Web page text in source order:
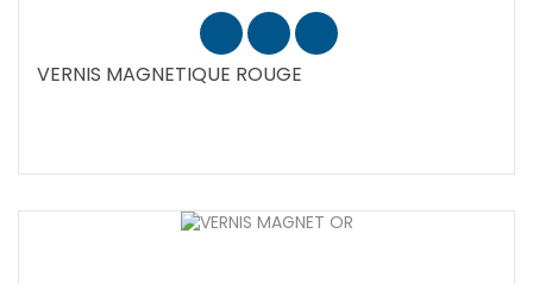
VERNIS MAGNETIQUE ROUGE